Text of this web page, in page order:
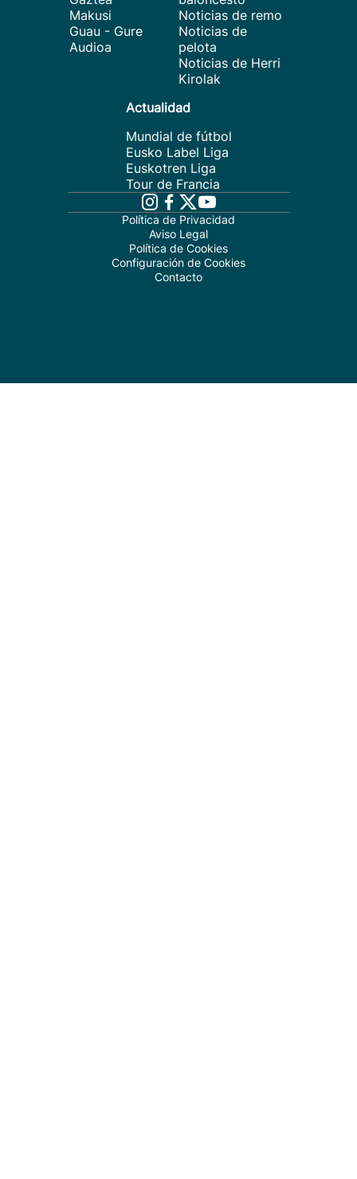
Makusi
Guau - Gure
Audioa
Noticias de remo
Noticias de
pelota
Noticias de Herri
Kirolak
Actualidad
Mundial de fútbol
Eusko Label Liga
Euskotren Liga
Tour de Francia
Política de Privacidad
Aviso Legal
Política de Cookies
Configuración de Cookies
Contacto